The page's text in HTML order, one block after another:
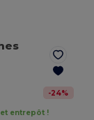
-24%
entrepôt !